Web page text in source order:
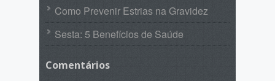
Como Prevenir Estrias na Gravidez
Sesta: 5 Benefícios de Saúde
Comentários